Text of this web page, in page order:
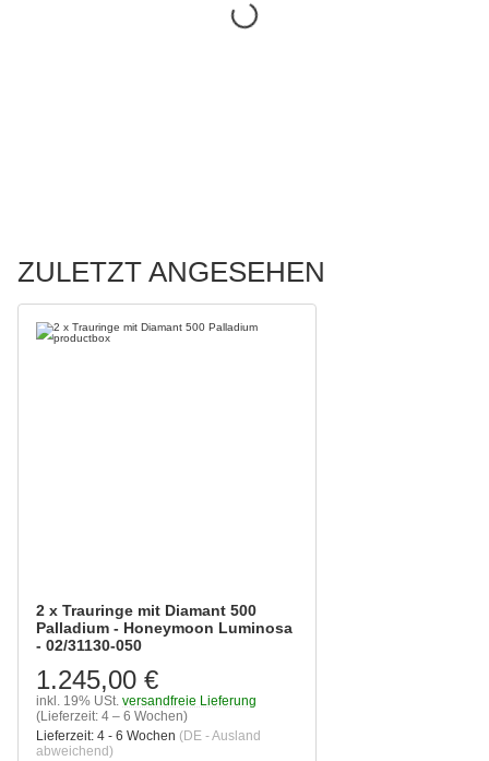
ZULETZT ANGESEHEN
2 x Trauringe mit Diamant 500
Palladium - Honeymoon Luminosa
- 02/31130-050
1.245,00 €
inkl. 19% USt. versandfreie Lieferung
(Lieferzeit: 4 – 6 Wochen)
Lieferzeit: 4 - 6 Wochen (DE - Ausland
abweichend)